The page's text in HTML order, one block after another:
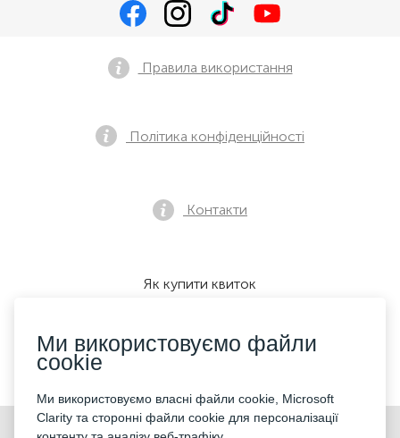
©2026 «KONTRAMARKA OÜ» Всі права захищені
Правила використання
Політика конфіденційності
Контакти
Як купити квиток
Ми приймаємо:
Ми використовуємо файли
cookie
Ми використовуємо власні файли cookie, Microsoft
Clarity та сторонні файли cookie для персоналізації